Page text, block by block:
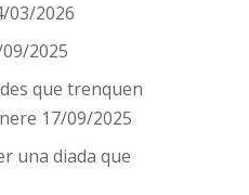
03/2026
2025
que trenquen
17/09/2025
una diada que